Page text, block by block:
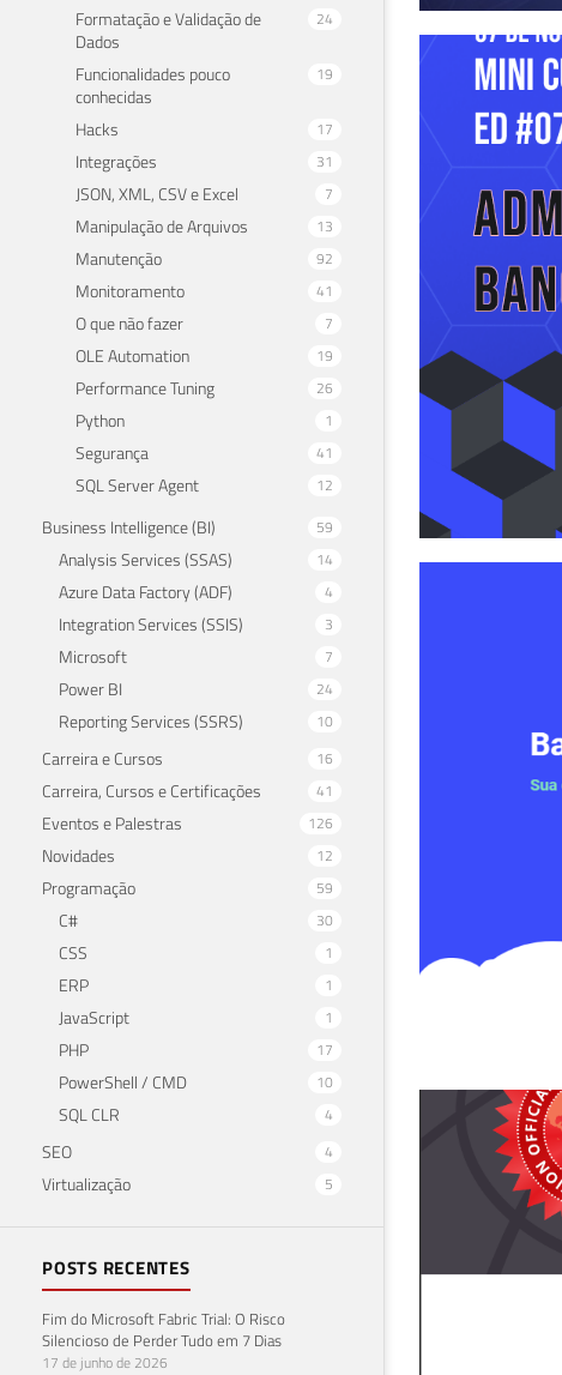
Formatação e Validação de
Dados
24
Funcionalidades pouco
conhecidas
19
Hacks 17
Integrações 31
JSON, XML, CSV e Excel 7
Manipulação de Arquivos 13
Manutenção 92
Monitoramento 41
O que não fazer 7
OLE Automation 19
Performance Tuning 26
Python 1
Segurança 41
SQL Server Agent 12
Business Intelligence (BI) 59
Analysis Services (SSAS) 14
Azure Data Factory (ADF) 4
Integration Services (SSIS) 3
Microsoft 7
Power BI 24
Reporting Services (SSRS) 10
Carreira e Cursos 16
Carreira, Cursos e Certificações 41
Eventos e Palestras 126
Novidades 12
Programação 59
C# 30
CSS 1
ERP 1
JavaScript 1
PHP 17
PowerShell / CMD 10
SQL CLR 4
SEO 4
Virtualização 5
POSTS RECENTES
Fim do Microsoft Fabric Trial: O Risco
Silencioso de Perder Tudo em 7 Dias
17 de junho de 2026
30 de